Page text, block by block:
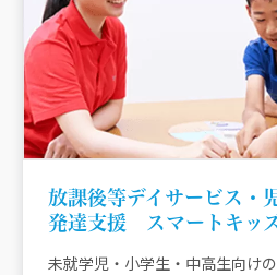
放課後等デイサービス・
発達支援 スマートキッ
未就学児‧小学生‧中高生向け